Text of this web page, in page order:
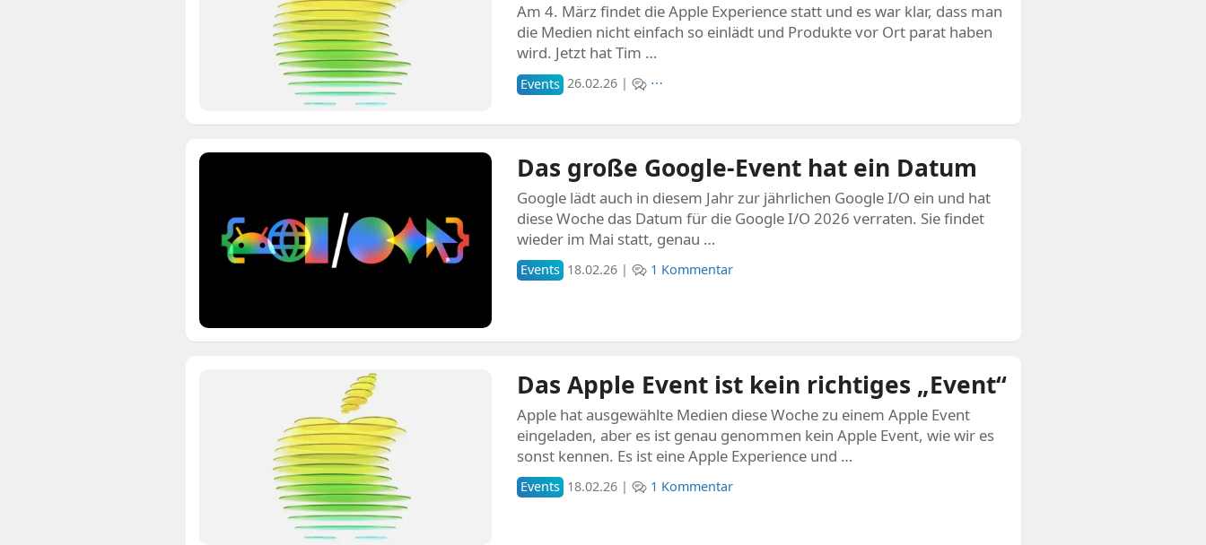
Am 4. März findet die Apple Experience statt und es war klar, dass man
die Medien nicht einfach so einlädt und Produkte vor Ort parat haben
wird. Jetzt hat Tim …
Events 26.02.26 | ⋯
Das große Google-Event hat ein Datum
Google lädt auch in diesem Jahr zur jährlichen Google I/O ein und hat
diese Woche das Datum für die Google I/O 2026 verraten. Sie findet
wieder im Mai statt, genau …
Events 18.02.26 | 1 Kommentar
Das Apple Event ist kein richtiges „Event“
Apple hat ausgewählte Medien diese Woche zu einem Apple Event
eingeladen, aber es ist genau genommen kein Apple Event, wie wir es
sonst kennen. Es ist eine Apple Experience und …
Events 18.02.26 | 1 Kommentar